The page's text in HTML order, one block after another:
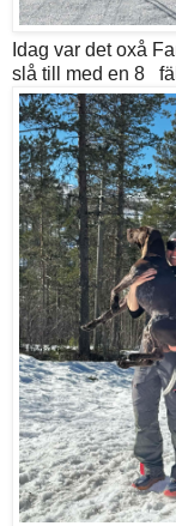
Idag var det oxå
slå till med en 8